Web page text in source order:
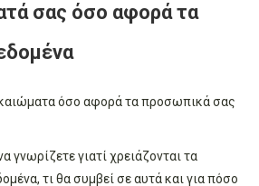
σας όσο αφορά τα
όσο αφορά τα προσωπικά σας
γνωρίζετε γιατί χρειάζονται τα
τι θα συμβεί σε αυτά και για πόσο